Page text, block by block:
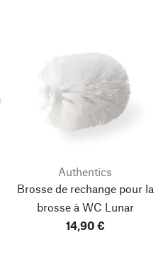
Authentics
Brosse de rechange pour la
brosse à WC Lunar
14,90 €